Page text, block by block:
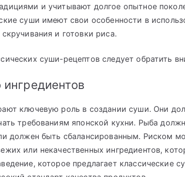
и учитывают долгое опытное
суши имеют свои особенности в
и готовки риса.
суши-рецептов следует обратить
ингредиентов
ключевую роль в создании суши. Они
требованиям японской кухни. Рыба
должен быть сбалансированным. Риском
или некачественных ингредиентов,
которое предлагает классические